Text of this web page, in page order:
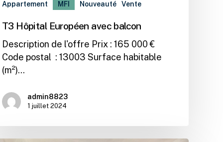
Appartement MFI Nouveauté Vente
T3 Hôpital Européen avec balcon
Description de l'offre Prix : 165 000 €
Code postal : 13003 Surface habitable
(m²)…
admin8823
1 juillet 2024